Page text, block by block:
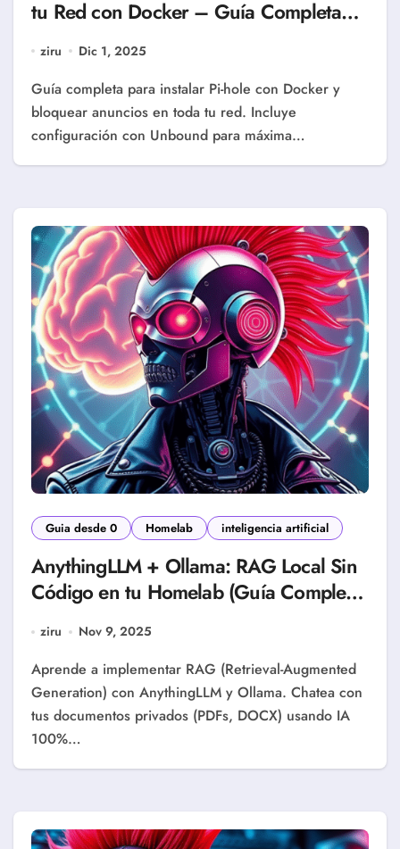
tu Red con Docker – Guía Completa
ziru Dic 1, 2025
Guía completa para instalar Pi-hole con Docker y
bloquear anuncios en toda tu red. Incluye
configuración con Unbound para máxima…
Guia desde 0 Homelab inteligencia artificial
AnythingLLM + Ollama: RAG Local Sin
Código en tu Homelab (Guía Completa
ziru Nov 9, 2025
Aprende a implementar RAG (Retrieval-Augmented
Generation) con AnythingLLM y Ollama. Chatea con
tus documentos privados (PDFs, DOCX) usando IA
100%…